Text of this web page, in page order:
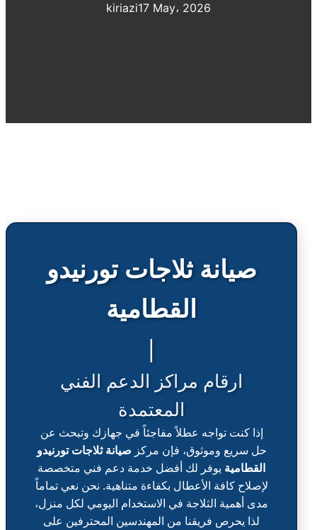
kiriazi17 May، 2026
صيانة ثلاجات تورنيدو
القطامية
|
ارقام مراكز الدعم الفني
المعتمدة
إذا كنت تواجه عطلاً مفاجئاً في جهازك وتبحث عن
حل سريع وموثوق، فإن مركز صيانة ثلاجات تورنيدو
القطامية يوفر لك أفضل خدمة دعم فني متخصصة
لإصلاح كافة الأعطال بكفاءة متناهية. نحن نعي تماماً
مدى أهمية الثلاجة في الاستخدام اليومي لكل منزل،
لذا يحرص فريقنا من المهندسين المحترفين على